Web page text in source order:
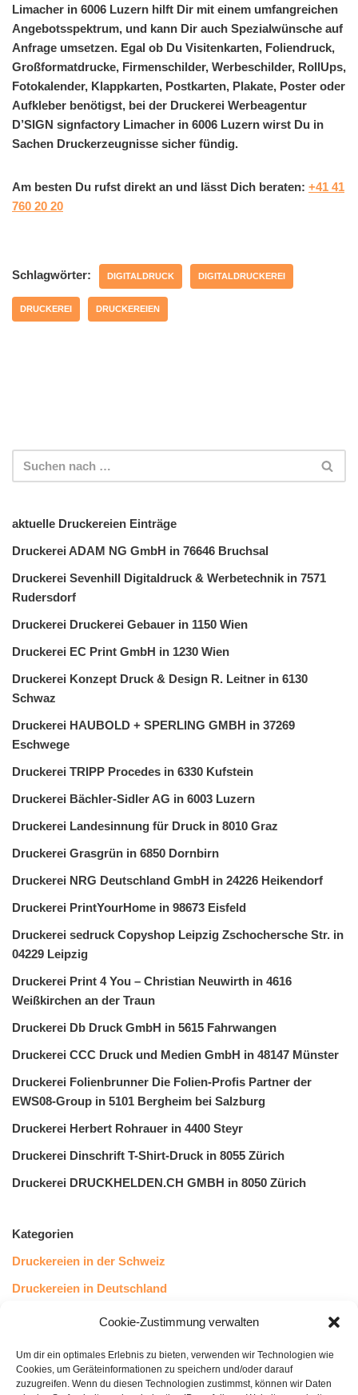
Cookie-Zustimmung verwalten
Um dir ein optimales Erlebnis zu bieten, verwenden wir Technologien wie
Cookies, um Geräteinformationen zu speichern und/oder darauf
zuzugreifen. Wenn du diesen Technologien zustimmst, können wir Daten
Limacher in 6006 Luzern hilft Dir mit einem umfangreichen
Angebotsspektrum, und kann Dir auch Spezialwünsche auf
Anfrage umsetzen. Egal ob Du Visitenkarten, Foliendruck,
Großformatdrucke, Firmenschilder, Werbeschilder, RollUps,
Fotokalender, Klappkarten, Postkarten, Plakate, Poster oder
Aufkleber benötigst, bei der Druckerei Werbeagentur
D’SIGN signfactory Limacher in 6006 Luzern wirst Du in
Sachen Druckerzeugnisse sicher fündig.
Am besten Du rufst direkt an und lässt Dich beraten: +41 41
760 20 20
Schlagwörter: DIGITALDRUCK DIGITALDRUCKEREI
DRUCKEREI DRUCKEREIEN
aktuelle Druckereien Einträge
Druckerei ADAM NG GmbH in 76646 Bruchsal
Druckerei Sevenhill Digitaldruck & Werbetechnik in 7571
Rudersdorf
Druckerei Druckerei Gebauer in 1150 Wien
Druckerei EC Print GmbH in 1230 Wien
Druckerei Konzept Druck & Design R. Leitner in 6130
Schwaz
Druckerei HAUBOLD + SPERLING GMBH in 37269
Eschwege
Druckerei TRIPP Procedes in 6330 Kufstein
Druckerei Bächler-Sidler AG in 6003 Luzern
Druckerei Landesinnung für Druck in 8010 Graz
Druckerei Grasgrün in 6850 Dornbirn
Druckerei NRG Deutschland GmbH in 24226 Heikendorf
Druckerei PrintYourHome in 98673 Eisfeld
Druckerei sedruck Copyshop Leipzig Zschochersche Str. in
04229 Leipzig
Druckerei Print 4 You – Christian Neuwirth in 4616
Weißkirchen an der Traun
Druckerei Db Druck GmbH in 5615 Fahrwangen
Druckerei CCC Druck und Medien GmbH in 48147 Münster
Druckerei Folienbrunner Die Folien-Profis Partner der
EWS08-Group in 5101 Bergheim bei Salzburg
Druckerei Herbert Rohrauer in 4400 Steyr
Druckerei Dinschrift T-Shirt-Druck in 8055 Zürich
Druckerei DRUCKHELDEN.CH GMBH in 8050 Zürich
Kategorien
Druckereien in der Schweiz
Druckereien in Deutschland
Druckereien in Österreich
Kundenstimmen